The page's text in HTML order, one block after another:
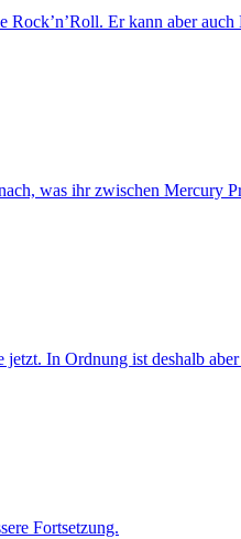
Er kann aber
was ihr zwischen Mercury
In Ordnung ist deshalb
Fortsetzung.